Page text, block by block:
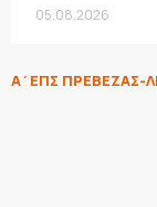
05.08.2026
Α΄ΕΠΣ ΠΡΕΒΕΖΑΣ-